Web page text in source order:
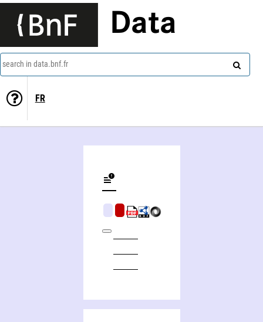
Data
search in data.bnf.fr
FR